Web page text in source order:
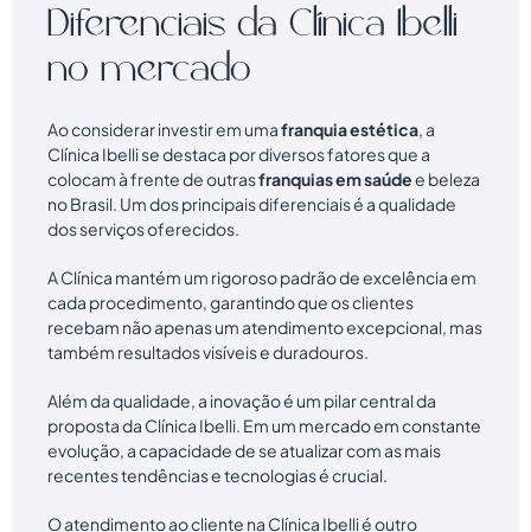
Diferenciais da Clínica Ibelli
no mercado
Ao considerar investir em umafranquia estética, a
Clínica Ibelli se destaca por diversos fatores que a
colocam à frente de outrasfranquias em saúdee beleza
no Brasil. Um dos principais diferenciais é a qualidade
dos serviços oferecidos.
A Clínica mantém um rigoroso padrão de excelência em
cada procedimento, garantindo que os clientes
recebam não apenas um atendimento excepcional, mas
também resultados visíveis e duradouros.
Além da qualidade, a inovação é um pilar central da
proposta da Clínica Ibelli. Em um mercado em constante
evolução, a capacidade de se atualizar com as mais
recentes tendências e tecnologias é crucial.
O atendimento ao cliente na Clínica Ibelli é outro